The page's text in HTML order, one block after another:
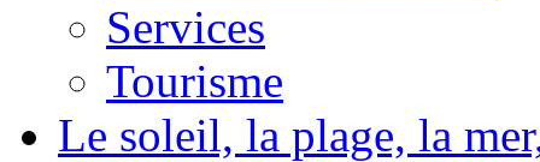
Services
Tourisme
Le soleil, la plage, la